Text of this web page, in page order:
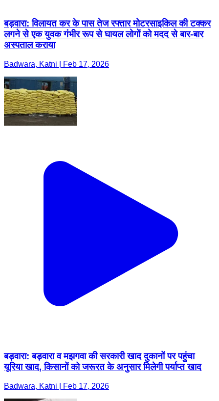
बड़वारा: विलायत कर के पास तेज रफ्तार मोटरसाइकिल की टक्कर
लगने से एक युवक गंभीर रूप से घायल लोगों को मदद से बार-बार
अस्पताल कराया
Badwara, Katni | Feb 17, 2026
बड़वारा: बड़वारा व मझगवा की सरकारी खाद दुकानों पर पहुंचा
यूरिया खाद, किसानों को जरूरत के अनुसार मिलेगी पर्याप्त खाद
Badwara, Katni | Feb 17, 2026